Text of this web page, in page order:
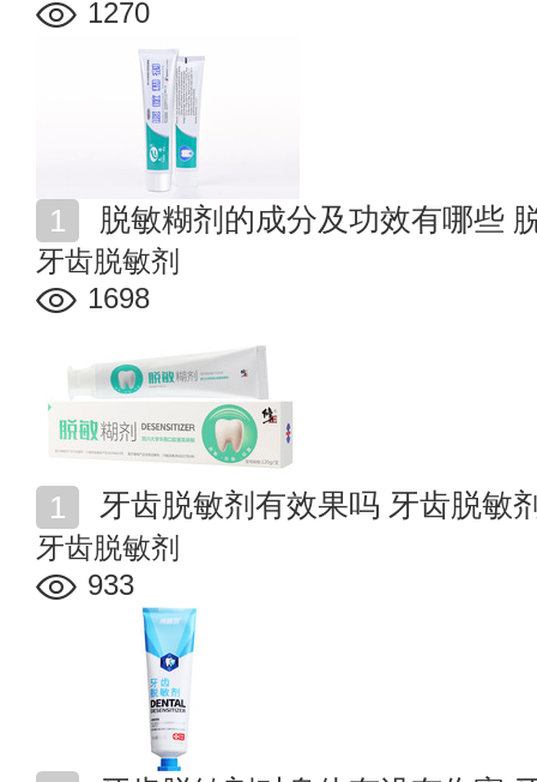
1270
脱敏糊剂的成分及功效有哪些
牙齿脱敏剂
1698
牙齿脱敏剂有效果吗 牙齿脱敏
牙齿脱敏剂
933